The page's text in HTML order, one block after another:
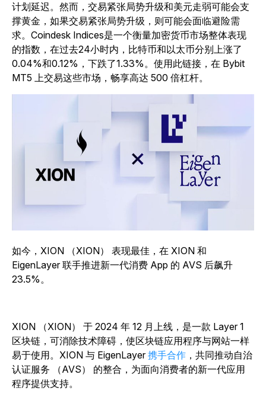
计划延迟。然而，交易紧张局势升级和美元走弱可能会支
撑黄金，如果交易紧张局势升级，则可能会面临避险需
求。Coindesk Indices是一个衡量加密货币市场整体表现
的指数，在过去24小时内，比特币和以太币分别上涨了
0.04%和0.12%，下跌了1.33%。使用此链接，在 Bybit
MT5 上交易这些市场，畅享高达 500 倍杠杆。
如今，XION （XION） 表现最佳，在 XION 和
EigenLayer 联手推进新一代消费 App 的 AVS 后飙升
23.5%。
XION （XION） 于 2024 年 12 月上线，是一款 Layer 1
区块链，可消除技术障碍，使区块链应用程序与网站一样
易于使用。XION 与 EigenLayer携手合作 ，共同推动自治
认证服务 （AVS） 的整合，为面向消费者的新一代应用
程序提供支持。